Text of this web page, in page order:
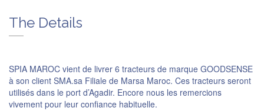
The Details
SPIA MAROC vient de livrer 6 tracteurs de marque GOODSENSE
à son client SMA.sa Filiale de Marsa Maroc. Ces tracteurs seront
utilisés dans le port d’Agadir. Encore nous les remercions
vivement pour leur confiance habituelle.